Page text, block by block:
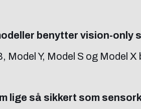
benytter vision-only
Model Y, Model S og Model
lige så sikkert som